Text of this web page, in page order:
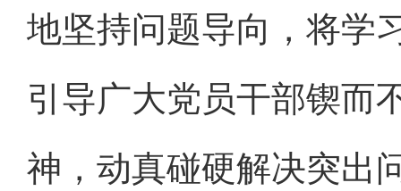
地坚持问题导向，将学
引导广大党员干部锲而
神，动真碰硬解决突出